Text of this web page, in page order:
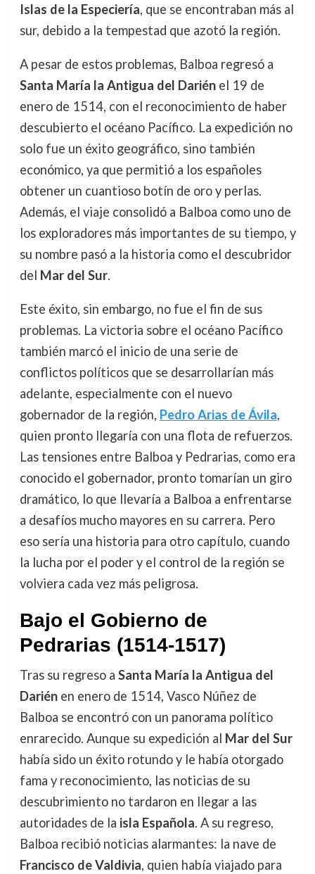
Islas de la Especiería, que se encontraban más al
sur, debido a la tempestad que azotó la región.
A pesar de estos problemas, Balboa regresó a
Santa María la Antigua del Dariénel 19 de
enero de 1514, con el reconocimiento de haber
descubierto el océano Pacífico. La expedición no
solo fue un éxito geográfico, sino también
económico, ya que permitió a los españoles
obtener un cuantioso botín de oro y perlas.
Además, el viaje consolidó a Balboa como uno de
los exploradores más importantes de su tiempo, y
su nombre pasó a la historia como el descubridor
del Mar del Sur.
Este éxito, sin embargo, no fue el fin de sus
problemas. La victoria sobre el océano Pacífico
también marcó el inicio de una serie de
conflictos políticos que se desarrollarían más
adelante, especialmente con el nuevo
gobernador de la región, Pedro Arias de Ávila,
quien pronto llegaría con una flota de refuerzos.
Las tensiones entre Balboa y Pedrarias, como era
conocido el gobernador, pronto tomarían un giro
dramático, lo que llevaría a Balboa a enfrentarse
a desafíos mucho mayores en su carrera. Pero
eso sería una historia para otro capítulo, cuando
la lucha por el poder y el control de la región se
volviera cada vez más peligrosa.
Bajo el Gobierno de
Pedrarias (1514-1517)
Tras su regreso a Santa María la Antigua del
Dariénen enero de 1514, Vasco Núñez de
Balboa se encontró con un panorama político
enrarecido. Aunque su expedición al Mar del Sur
había sido un éxito rotundo y le había otorgado
fama y reconocimiento, las noticias de su
descubrimiento no tardaron en llegar a las
autoridades de la isla Española. A su regreso,
Balboa recibió noticias alarmantes: la nave de
Francisco de Valdivia, quien había viajado para